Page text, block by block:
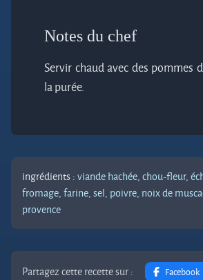
Notes du chef
Servir chaud avec des pommes
la purée.
ingrédients :viande hachée,chou-fleur,
fromage,farine,sel, poivre, noix de
provence
Partagez cette recette sur :
Facebook